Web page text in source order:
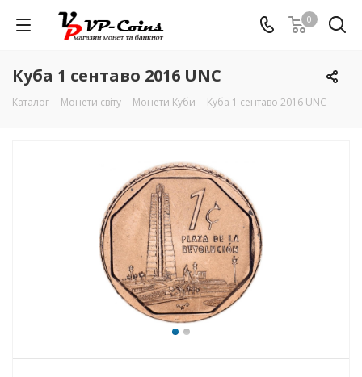
0
Куба 1 сентаво 2016 UNC
Каталог - Монети світу - Монети Куби - Куба 1 сентаво 2016 UNC